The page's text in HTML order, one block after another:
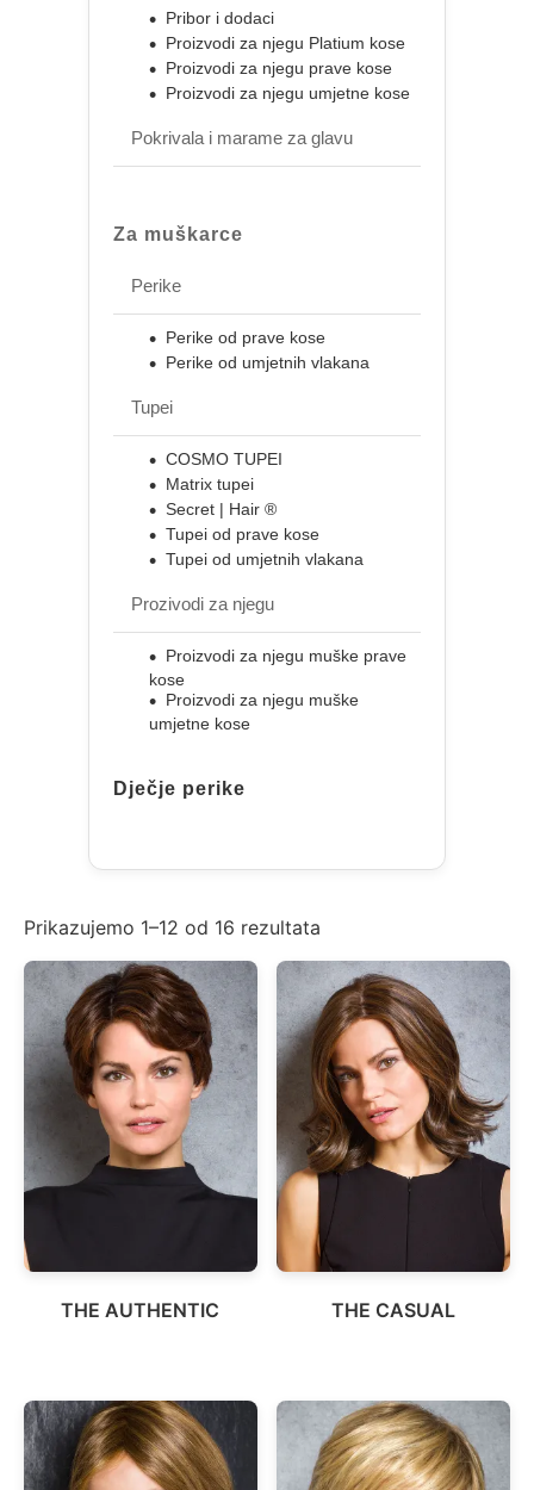
Pribor i dodaci
Proizvodi za njegu Platium kose
Proizvodi za njegu prave kose
Proizvodi za njegu umjetne kose
Pokrivala i marame za glavu
Za muškarce
Perike
Perike od prave kose
Perike od umjetnih vlakana
Tupei
COSMO TUPEI
Matrix tupei
Secret | Hair ®
Tupei od prave kose
Tupei od umjetnih vlakana
Prozivodi za njegu
Proizvodi za njegu muške prave
kose
Proizvodi za njegu muške
umjetne kose
Dječje perike
Prikazujemo 1–12 od 16 rezultata
THE AUTHENTIC THE CASUAL